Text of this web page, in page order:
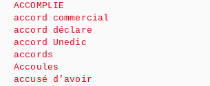
ACCOMPLIE
accord commercial
accord déclare
accord Unedic
accords
Accoules
accusé d’avoir